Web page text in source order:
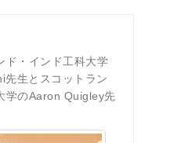
ド・インド工科大学
生とスコットラン
学のAaron Quigley先